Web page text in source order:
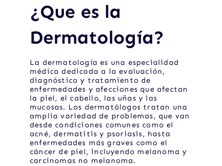
¿Que es la
Dermatología?
La dermatología es una especialidad
médica dedicada a la evaluación,
diagnóstico y tratamiento de
enfermedades y afecciones que afectan
la piel, el cabello, las uñas y las
mucosas. Los dermatólogos tratan una
amplia variedad de problemas, que van
desde condiciones comunes como el
acné, dermatitis y psoriasis, hasta
enfermedades más graves como el
cáncer de piel, incluyendo melanoma y
carcinomas no melanoma.